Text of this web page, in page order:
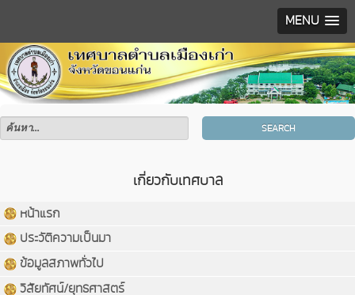
MENU
SEARCH
เกี่ยวกับเทศบาล
หน้าแรก
ประวัติความเป็นมา
ข้อมูลสภาพทั่วไป
วิสัยทัศน์/ยุทธศาสตร์